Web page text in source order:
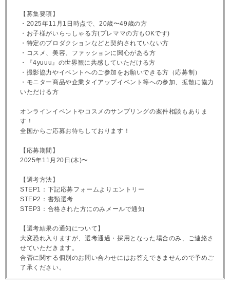
【募集要項】
・2025年11月1日時点で、20歳〜49歳の方
・お子様がいらっしゃる方(プレママの方もOKです)
・特定のプロダクションなどと契約されていない方
・コスメ、美容、ファッションに関心がある方
・『4yuuu』の世界観に共感していただける方
・撮影協力やイベントへのご参加をお願いできる方（応募制）
・モニター商品や企業タイアップイベント等への参加、拡散に協力
いただける方
オンラインイベントやコスメのサンプリングの案件相談もありま
す！
全国からご応募お待ちしております！
【応募期間】
2025年11月20日(木)〜
【選考方法】
STEP1：下記応募フォームよりエントリー
STEP2：書類選考
STEP3：合格された方にのみメールで通知
【選考結果の通知について】
大変恐れ入りますが、選考通過・採用となった場合のみ、ご連絡さ
せていただきます。
合否に関する個別のお問い合わせにはお答えできませんので予めご
了承ください。